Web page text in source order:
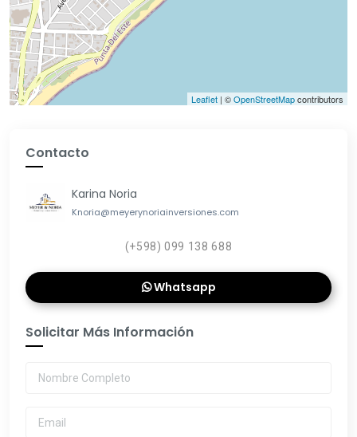
Leaflet | ©OpenStreetMapcontributors
Contacto
Karina Noria
Knoria@meyerynoriainversiones.com
(+598) 099 138 688
Whatsapp
Solicitar Más Información